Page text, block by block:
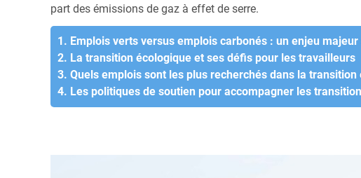
part des émissions de gaz à effet de serre.
1. Emplois verts versus emplois carbonés : un enjeu
2. La transition écologique et ses défis pour les travailleurs
3. Quels emplois sont les plus recherchés dans la transition
4. Les politiques de soutien pour accompagner les